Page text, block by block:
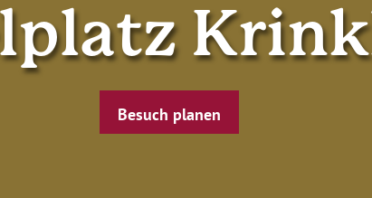
Besuch planen